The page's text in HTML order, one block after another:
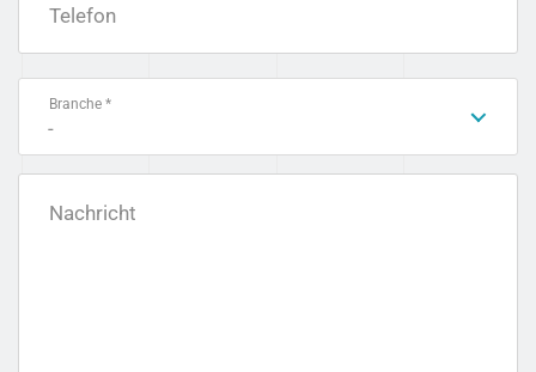
Telefon
Branche *
-
Nachricht